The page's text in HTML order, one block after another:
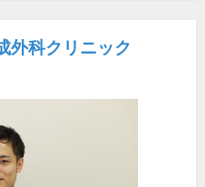
外科クリニック